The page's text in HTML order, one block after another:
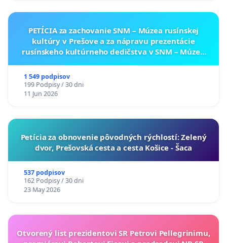
PETÍCIA za zachovanie SNM – Múzea rusínskej
kultúry v Prešove a za nápravu prezentácie
rusínskeho kultúrneho dedičstva v SNM – Múzeu
1 549 podpisov
199 Podpisy / 30 dni
11 Jun 2026
​Petícia za obnovenie pôvodných rýchlostí: Zelený
dvor, Prešovská cesta a cesta Košice - Šaca
537 podpisov
162 Podpisy / 30 dni
23 May 2026
Otvorený list prezidentovi SR Petrovi Pellegrinimu,